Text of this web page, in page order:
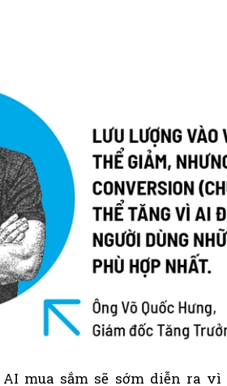
mua sắm sẽ sớm diễn ra vì